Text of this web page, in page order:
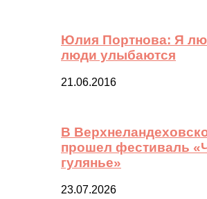
Юлия Портнова: Я
люди улыбаются
21.06.2016
В
прошел фестиваль
гулянье»
23.07.2026